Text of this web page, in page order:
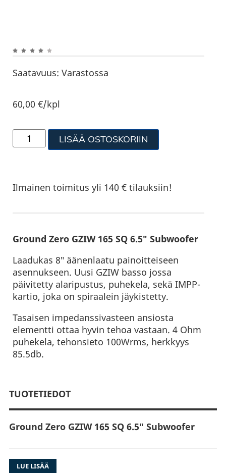
Saatavuus: Varastossa
60,00€/kpl
LISÄÄ OSTOSKORIIN
Ilmainen toimitus yli 140 € tilauksiin!
Ground Zero GZIW 165 SQ 6.5″ Subwoofer
Laadukas 8″ äänenlaatu painoitteiseen
asennukseen. Uusi GZIW basso jossa
päivitetty alaripustus, puhekela, sekä IMPP-
kartio, joka on spiraalein jäykistetty.
Tasaisen impedanssivasteen ansiosta
elementti ottaa hyvin tehoa vastaan. 4 Ohm
puhekela, tehonsieto 100Wrms, herkkyys
85.5db.
TUOTETIEDOT
Ground Zero GZIW 165 SQ 6.5″ Subwoofer
LUE LISÄÄ